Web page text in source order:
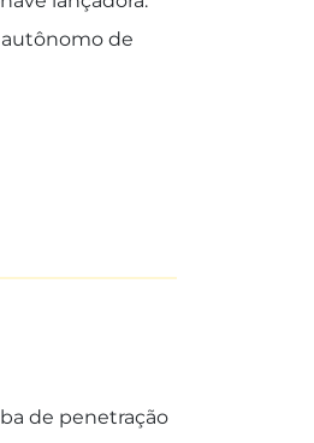
autônomo de
de penetração